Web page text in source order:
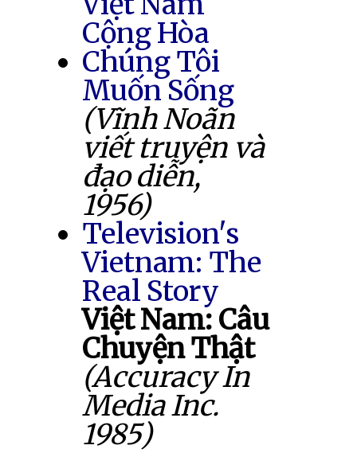
Cộng Hòa
Chúng Tôi
Muốn Sống
(Vĩnh Noãn
viết truyện và
đạo diễn,
1956)
Television's
Vietnam: The
Real Story
Việt Nam: Câu
Chuyện Thật
(Accuracy In
Media Inc.
1985)